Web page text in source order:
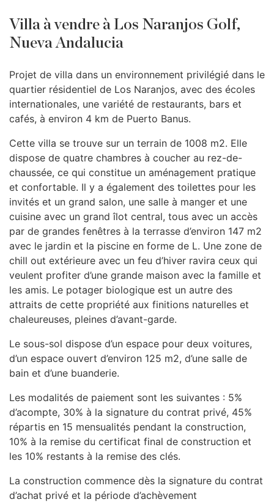
Villa à vendre à Los Naranjos Golf,
Nueva Andalucia
Projet de villa dans un environnement privilégié dans le
quartier résidentiel de Los Naranjos, avec des écoles
internationales, une variété de restaurants, bars et
cafés, à environ 4 km de Puerto Banus.
Cette villa se trouve sur un terrain de 1008 m2. Elle
dispose de quatre chambres à coucher au rez-de-
chaussée, ce qui constitue un aménagement pratique
et confortable. Il y a également des toilettes pour les
invités et un grand salon, une salle à manger et une
cuisine avec un grand îlot central, tous avec un accès
par de grandes fenêtres à la terrasse d’environ 147 m2
avec le jardin et la piscine en forme de L. Une zone de
chill out extérieure avec un feu d’hiver ravira ceux qui
veulent profiter d’une grande maison avec la famille et
les amis. Le potager biologique est un autre des
attraits de cette propriété aux finitions naturelles et
chaleureuses, pleines d’avant-garde.
Le sous-sol dispose d’un espace pour deux voitures,
d’un espace ouvert d’environ 125 m2, d’une salle de
bain et d’une buanderie.
Les modalités de paiement sont les suivantes : 5%
d’acompte, 30% à la signature du contrat privé, 45%
répartis en 15 mensualités pendant la construction,
10% à la remise du certificat final de construction et
les 10% restants à la remise des clés.
La construction commence dès la signature du contrat
d’achat privé et la période d’achèvement